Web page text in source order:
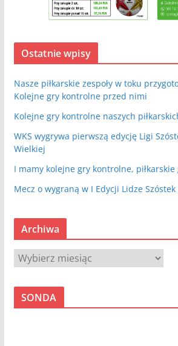
Ostatnie wpisy
Nasze piłkarskie zespoły w toku
Kolejne gry kontrolne przed nimi
Kolejne gry kontrolne naszych
WKS wygrywa pierwszą edycję Ligi
Wielkiej
I mamy kolejne gry kontrolne,
Mecz o wygraną w I Edycji Lidze Szóstek
Archiwa
A
r
c
SONDA